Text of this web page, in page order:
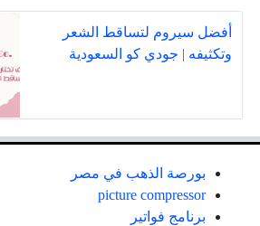
أفضل سيروم لتساقط الشعر
وتكثيفه | جودي كو السعودية
بورصة الذهب في مصر
picture compressor
برنامج فواتير